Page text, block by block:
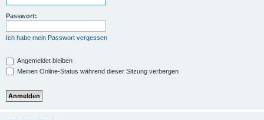
Passwort:
Ich habe mein Passwort vergessen
Angemeldet bleiben
Meinen Online-Status während dieser Sitzung verbergen